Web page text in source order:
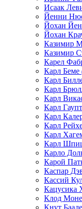
Исаак
Йенни
Йохан
Йохан
Казимир
Казимир
Карел
Карл Беме
Карл
Карл
Карл
Карл
Карл
Карл
Карл
Карл
Карло
Карой
Каспар
Кассий
Кацусика
Клод Моне